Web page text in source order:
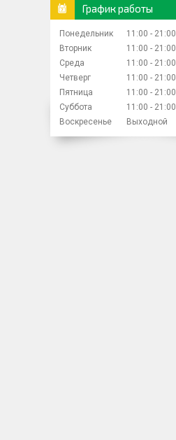
График работы
Понедельник 11:00
21:00
Вторник
11:00
21:00
Среда
11:00
21:00
Четверг
11:00
21:00
Пятница
11:00
21:00
Суббота
11:00
21:00
Воскресенье
Выходной